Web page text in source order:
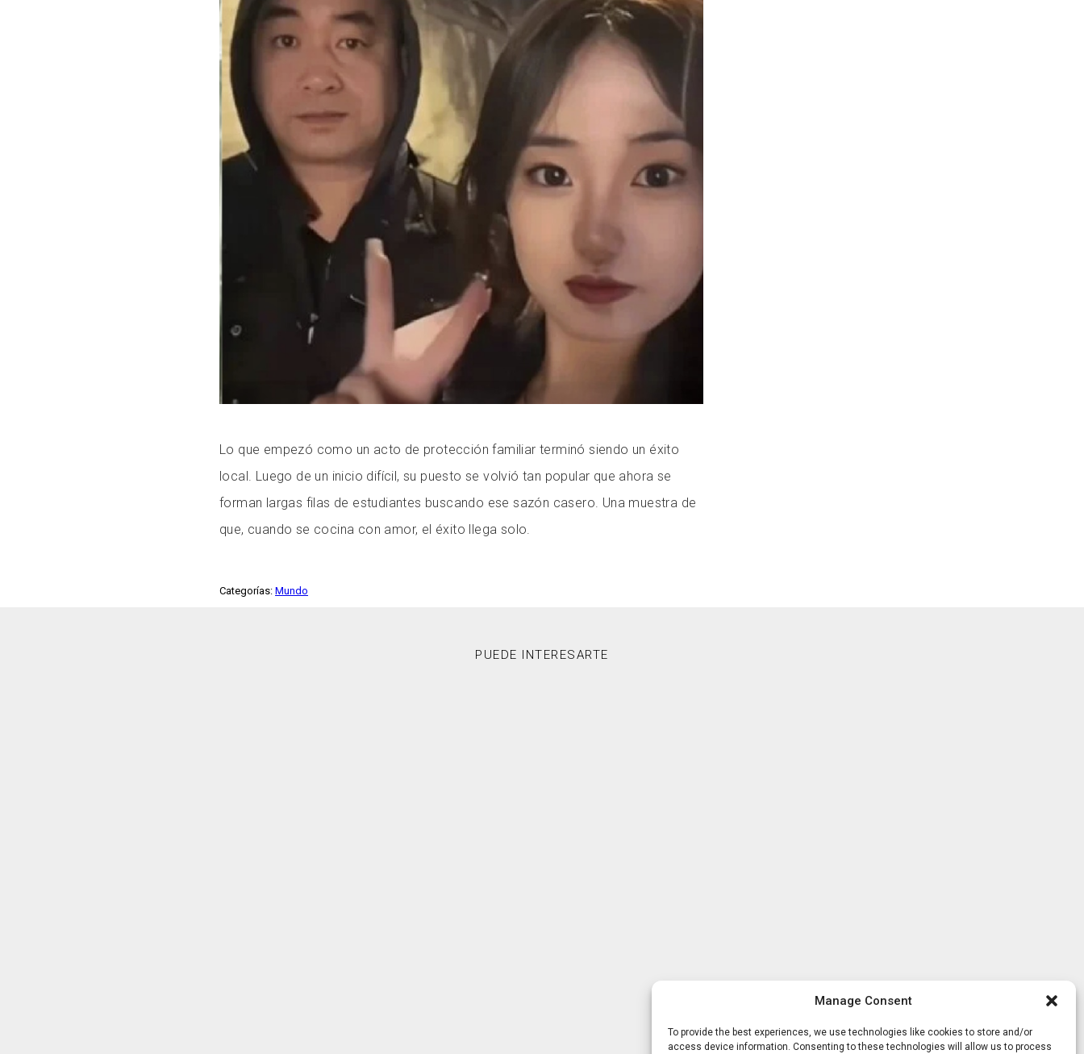
Manage Consent
To provide the best experiences, we use technologies like cookies to store and/or
access device information. Consenting to these technologies will allow us to process
Lo que empezó como un acto de protección familiar terminó siendo un éxito
local. Luego de un inicio difícil, su puesto se volvió tan popular que ahora se
forman largas filas de estudiantes buscando ese sazón casero. Una muestra de
que, cuando se cocina con amor, el éxito llega solo.
Categorías: Mundo
PUEDE INTERESARTE